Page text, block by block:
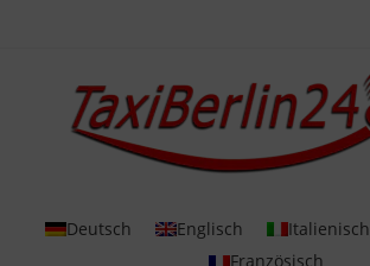
Deutsch Englisch Italienisch
Französisch